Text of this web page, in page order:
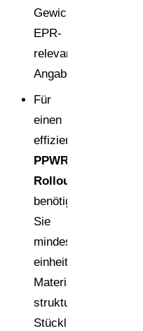
Gewichte,
EPR-
relevante
Angaben).
Für
einen
effizienten
PPWR-
Rollout
benötigen
Sie
mindestens
einheitliche
Materialbenennungen,
strukturierte
Stücklisten